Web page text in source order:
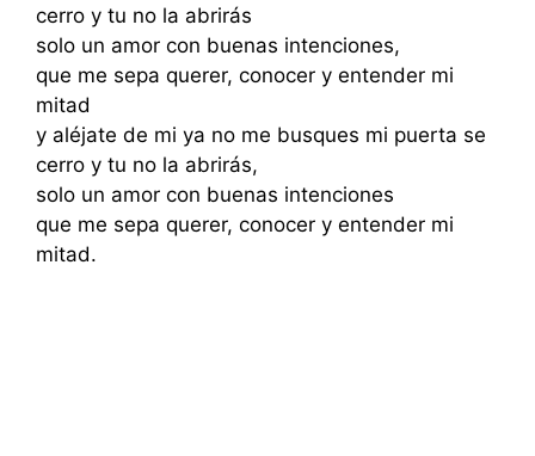
cerro y tu no la abrirás
solo un amor con buenas intenciones,
que me sepa querer, conocer y entender mi
mitad
y aléjate de mi ya no me busques mi puerta se
cerro y tu no la abrirás,
solo un amor con buenas intenciones
que me sepa querer, conocer y entender mi
mitad.